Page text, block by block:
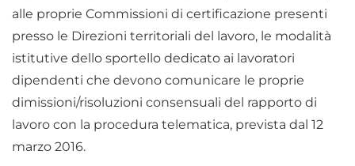
alle proprie Commissioni di certificazione presenti
presso le Direzioni territoriali del lavoro, le modalità
istitutive dello sportello dedicato ai lavoratori
dipendenti che devono comunicare le proprie
dimissioni/risoluzioni consensuali del rapporto di
lavoro con la procedura telematica, prevista dal 12
marzo 2016.